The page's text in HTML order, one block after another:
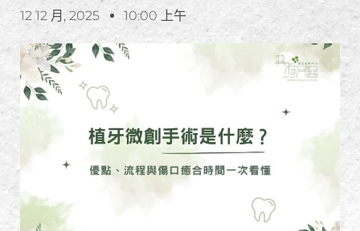
12 12 月, 2025 10:00 上午